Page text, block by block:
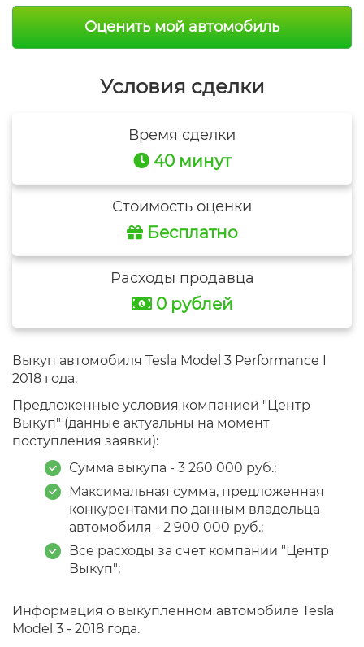
Оценить мой автомобиль
Условия сделки
Время сделки
40 минут
Стоимость оценки
Бесплатно
Расходы продавца
0 рублей
Выкуп автомобиля Tesla Model 3 Performance I
2018 года.
Предложенные условия компанией "Центр
Выкуп" (данные актуальны на момент
поступления заявки):
Сумма выкупа - 3 260 000 руб.;
Максимальная сумма, предложенная
конкурентами по данным владельца
автомобиля - 2 900 000 руб.;
Все расходы за счет компании "Центр
Выкуп";
Информация о выкупленном автомобиле Tesla
Model 3 - 2018 года.